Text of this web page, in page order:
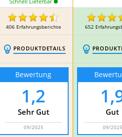
406 Erfahrungsberichte 652
PRODUKTDETAILS
Bewertung
1,2
Sehr Gut
09/2025
Gut
09/2025